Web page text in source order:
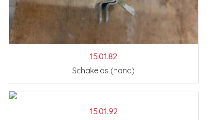
15.01.82
Schakelas (hand)
15.01.92